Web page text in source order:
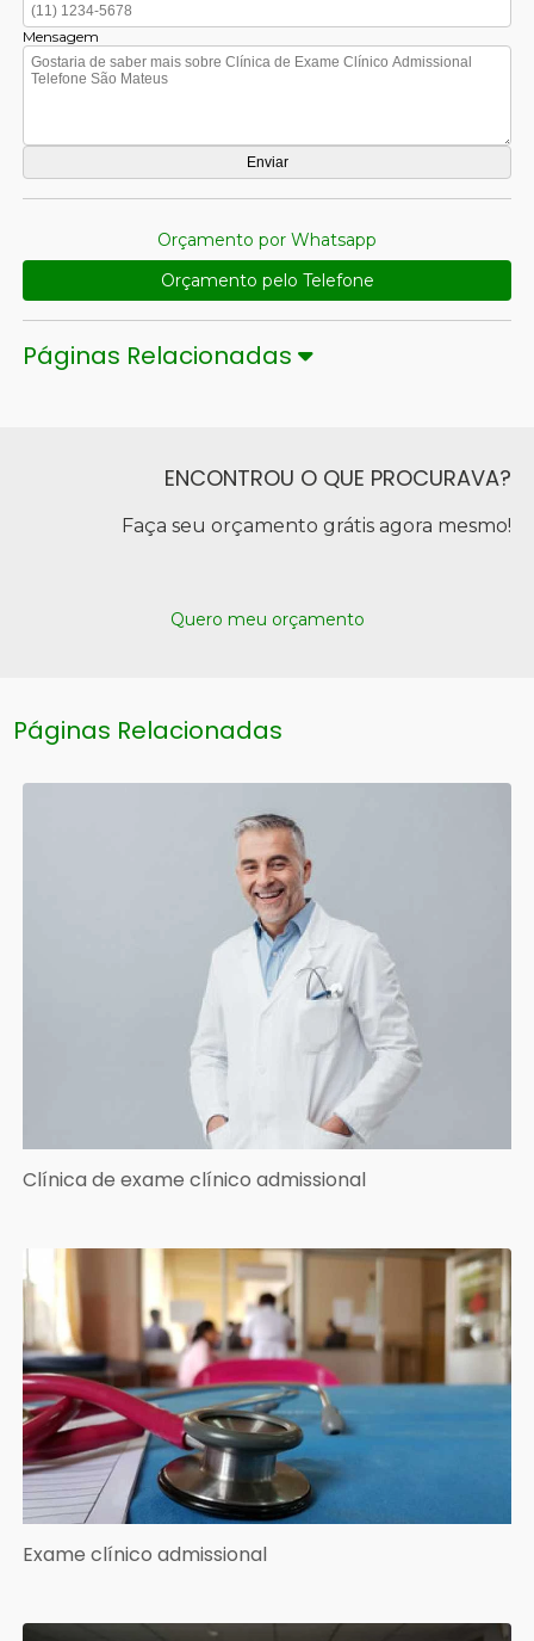
Mensagem
Orçamento por Whatsapp
Orçamento pelo Telefone
Páginas Relacionadas
ENCONTROU O QUE PROCURAVA?
Faça seu orçamento grátis agora mesmo!
Quero meu orçamento
Páginas Relacionadas
Clínica de exame clínico admissional
Exame clínico admissional